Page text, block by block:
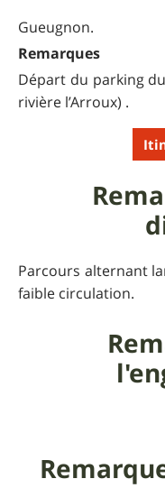
Gueugnon.
Remarques
Départ du parking
rivière l’Arroux) .
Parcours alternant
faible circulation.